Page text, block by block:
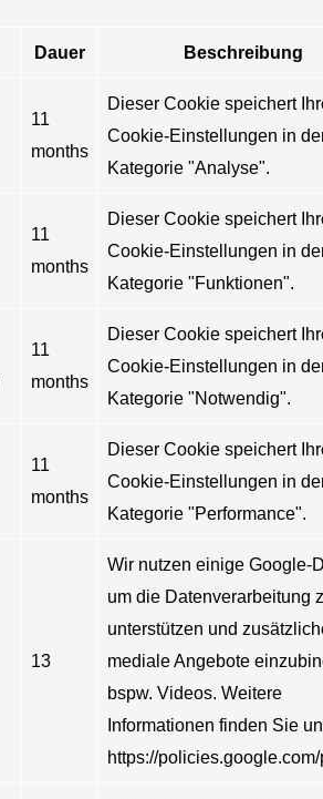
Dauer Beschreibung
11
months
Dieser Cookie speichert
Cookie-Einstellungen in
Kategorie "Analyse".
11
months
Dieser Cookie speichert
Cookie-Einstellungen in
Kategorie "Funktionen".
11
months
Dieser Cookie speichert
Cookie-Einstellungen in
Kategorie "Notwendig".
11
months
Dieser Cookie speichert
Cookie-Einstellungen in
Kategorie "Performance".
13
Wir nutzen einige Google-
um die Datenverarbeitung
unterstützen und
mediale Angebote
bspw. Videos. Weitere
Informationen finden Sie
https://